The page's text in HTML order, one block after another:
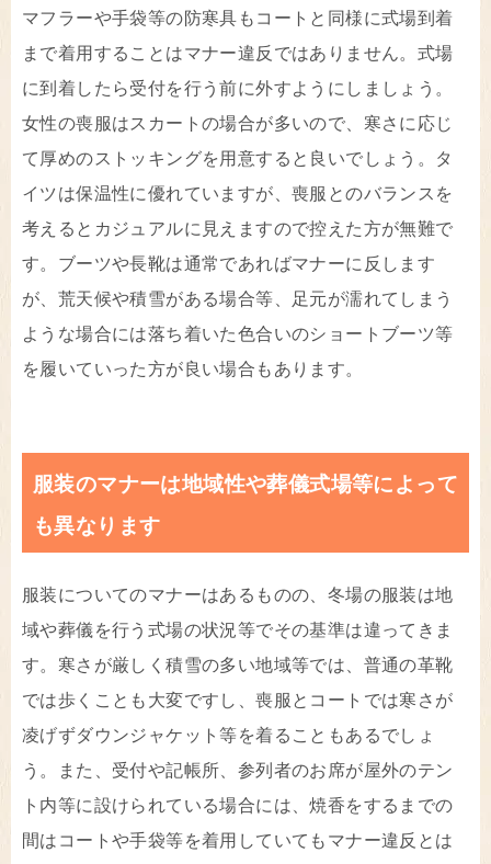
マフラーや手袋等の防寒具もコートと同様に式場到着
まで着用することはマナー違反ではありません。式場
に到着したら受付を行う前に外すようにしましょう。
女性の喪服はスカートの場合が多いので、寒さに応じ
て厚めのストッキングを用意すると良いでしょう。タ
イツは保温性に優れていますが、喪服とのバランスを
考えるとカジュアルに見えますので控えた方が無難で
す。ブーツや長靴は通常であればマナーに反します
が、荒天候や積雪がある場合等、足元が濡れてしまう
ような場合には落ち着いた色合いのショートブーツ等
を履いていった方が良い場合もあります。
服装のマナーは地域性や葬儀式場等によって
も異なります
服装についてのマナーはあるものの、冬場の服装は地
域や葬儀を行う式場の状況等でその基準は違ってきま
す。寒さが厳しく積雪の多い地域等では、普通の革靴
では歩くことも大変ですし、喪服とコートでは寒さが
凌げずダウンジャケット等を着ることもあるでしょ
う。また、受付や記帳所、参列者のお席が屋外のテン
ト内等に設けられている場合には、焼香をするまでの
間はコートや手袋等を着用していてもマナー違反とは